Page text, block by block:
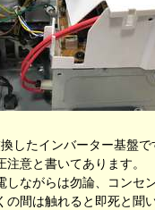
したインバーター基盤で
注意と書いてあります。
しながらは勿論、コンセ
の間は触れると即死と聞